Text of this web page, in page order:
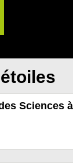
Sciences